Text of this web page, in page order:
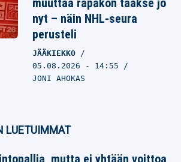
muuttaa rapakon taakse jo
nyt – näin NHL-seura
perusteli
JÄÄKIEKKO
05.08.2026 - 14:55
JONI AHOKAS
LUETUIMMAT
mutta ei yhtään voittoa